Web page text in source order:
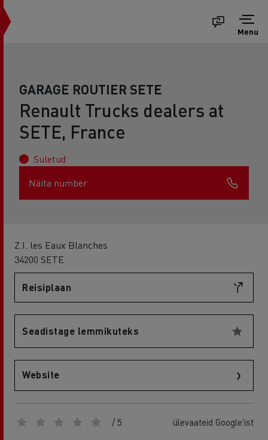
Menu
GARAGE ROUTIER SETE
Renault Trucks dealers at
SETE, France
Suletud
Näita number
Z.I. les Eaux Blanches
34200 SETE
Reisiplaan
Seadistage lemmikuteks
Website
/ 5 ülevaateid Google'ist